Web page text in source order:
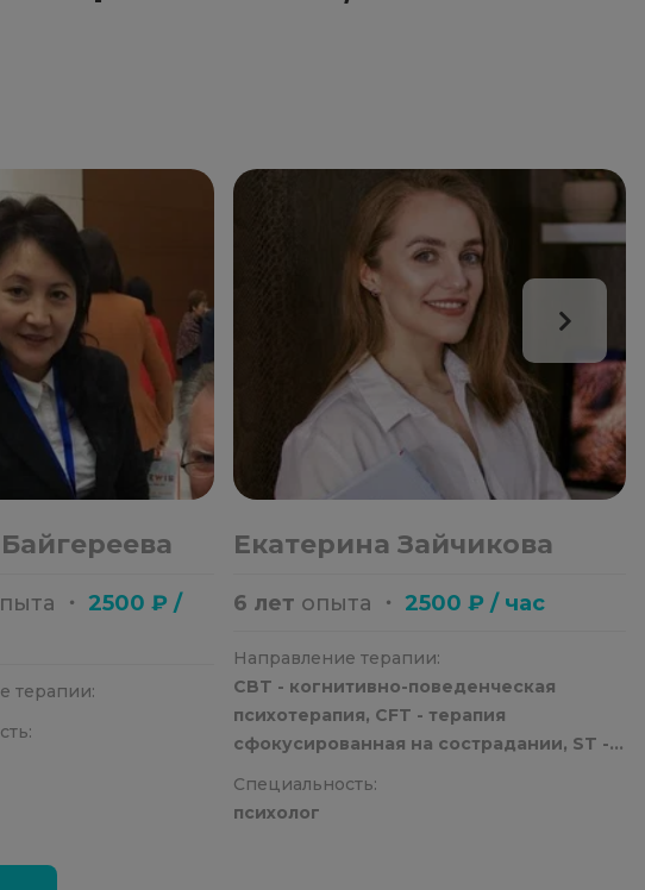
・ 2500 ₽ /
терапии:
Екатерина Зайчикова
6 лет опыта ・ 2500 ₽ / час
Направление терапии:
CBT - когнитивно-поведенческая
психотерапия, CFT - терапия
сфокусированная на сострадании, ST -
Специальность:
психолог